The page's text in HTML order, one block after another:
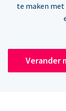
te maken
Verander